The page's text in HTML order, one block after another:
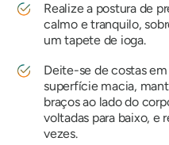
Realize a postura de
calmo e tranquilo,
um tapete de ioga.
Deite-se de costas
superfície macia,
braços ao lado do
voltadas para baixo, e
vezes.